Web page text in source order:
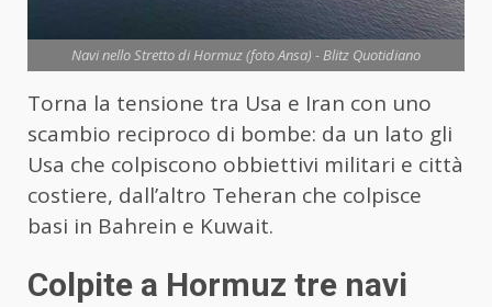
Navi nello Stretto di Hormuz (foto Ansa) - Blitz Quotidiano
Torna la tensione tra Usa e Iran con uno
scambio reciproco di bombe: da un lato gli
Usa che colpiscono obbiettivi militari e città
costiere, dall’altro Teheran che colpisce
basi in Bahrein e Kuwait.
Colpite a Hormuz tre navi